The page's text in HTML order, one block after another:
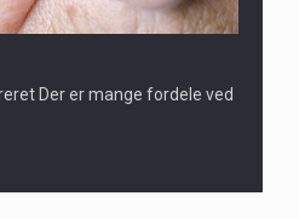
Der er mange fordele ved